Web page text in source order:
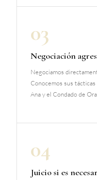
03
Negociación
Negociamos
Conocemos sus
Ana y el Condado de
04
Juicio si es